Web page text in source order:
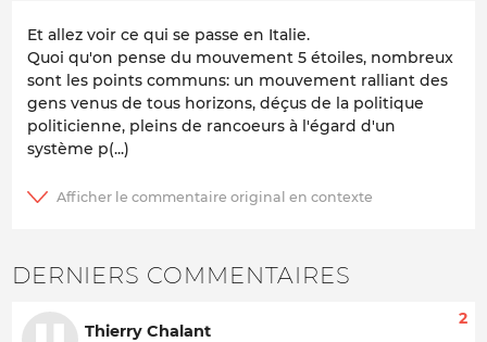
Et allez voir ce qui se passe en Italie.
Quoi qu'on pense du mouvement 5 étoiles, nombreux
sont les points communs: un mouvement ralliant des
gens venus de tous horizons, déçus de la politique
politicienne, pleins de rancoeurs à l'égard d'un
système p(...)
DERNIERS COMMENTAIRES
Thierry Chalant
2